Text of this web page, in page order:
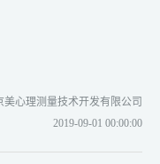
心理测量技术开发有限公司
2019-09-01 00:00:00